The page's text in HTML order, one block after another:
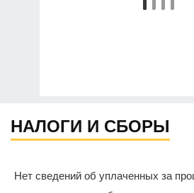
НАЛОГИ И СБОРЫ
Нет сведений об уплаченных за